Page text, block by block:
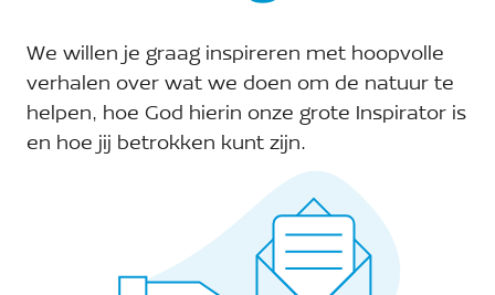
wijk, gebied, omgeving, enz
Begintijd*
:
We willen je graag inspireren met hoopvolle
verhalen over wat we doen om de natuur te
helpen, hoe God hierin onze grote Inspirator is
en hoe jij betrokken kunt zijn.